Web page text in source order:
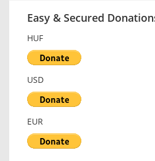
Easy & Secured
HUF
USD
EUR